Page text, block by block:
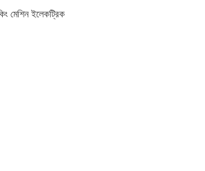
মেশিন ইলেকট্রিক